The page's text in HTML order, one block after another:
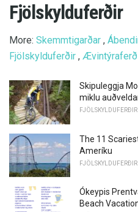
Fjölskylduferðir
More: Skemmtigarðar ,
Fjölskylduferðir ,
Skipuleggja
miklu
FJÖLSKYLDUFERÐIR
The 11
Ameríku
FJÖLSKYLDUFERÐIR
Ókeypis
Beach